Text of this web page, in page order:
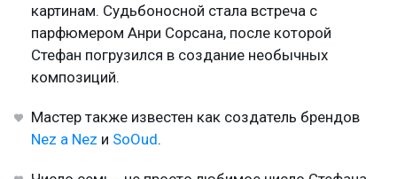
картинам. Судьбоносной стала встреча с
парфюмером Анри Сорсана, после которой
Стефан погрузился в создание необычных
композиций.
Мастер также известен как создатель брендов
Nez a Nez и SoOud.